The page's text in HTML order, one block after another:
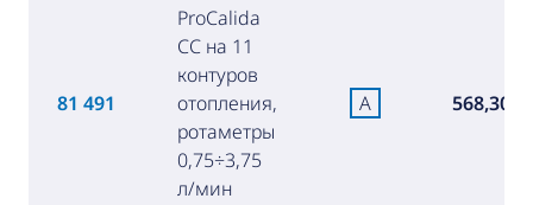
81 491
ProCalida
CC на 11
контуров
отопления,
ротаметры
0,75÷3,75
л/мин
A 568,30 €